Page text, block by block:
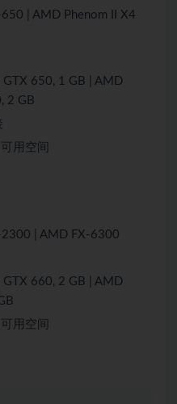
| AMD Phenom II X4
GTX 650, 1 GB | AMD
2 GB
用空间
2300 | AMD FX-6300
GTX 660, 2 GB | AMD
用空间